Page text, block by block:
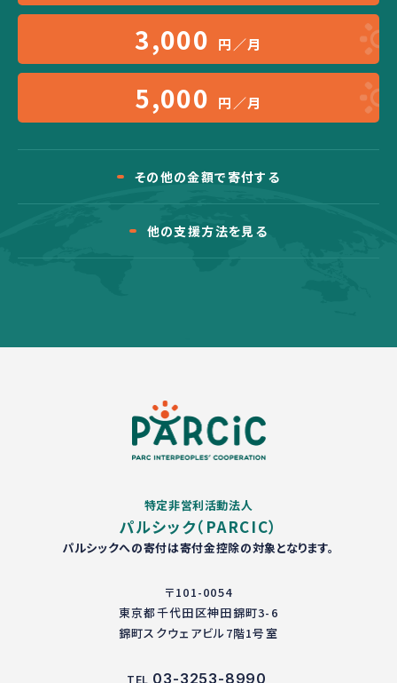
3,000 円／月
5,000 円／月
その他の金額で寄付する
他の支援方法を見る
特定非営利活動法人
パルシック（PARCIC）
パルシックへの寄付は寄付金控除の対象となります。
〒101-0054
東京都千代田区神田錦町3-6
錦町スクウェアビル7階1号室
TEL 03-3253-8990